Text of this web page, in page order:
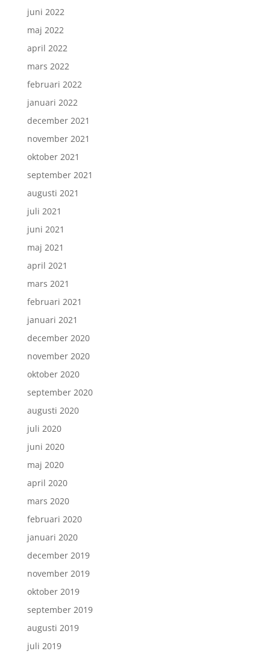
juni 2022
maj 2022
april 2022
mars 2022
februari 2022
januari 2022
december 2021
november 2021
oktober 2021
september 2021
augusti 2021
juli 2021
juni 2021
maj 2021
april 2021
mars 2021
februari 2021
januari 2021
december 2020
november 2020
oktober 2020
september 2020
augusti 2020
juli 2020
juni 2020
maj 2020
april 2020
mars 2020
februari 2020
januari 2020
december 2019
november 2019
oktober 2019
september 2019
augusti 2019
juli 2019